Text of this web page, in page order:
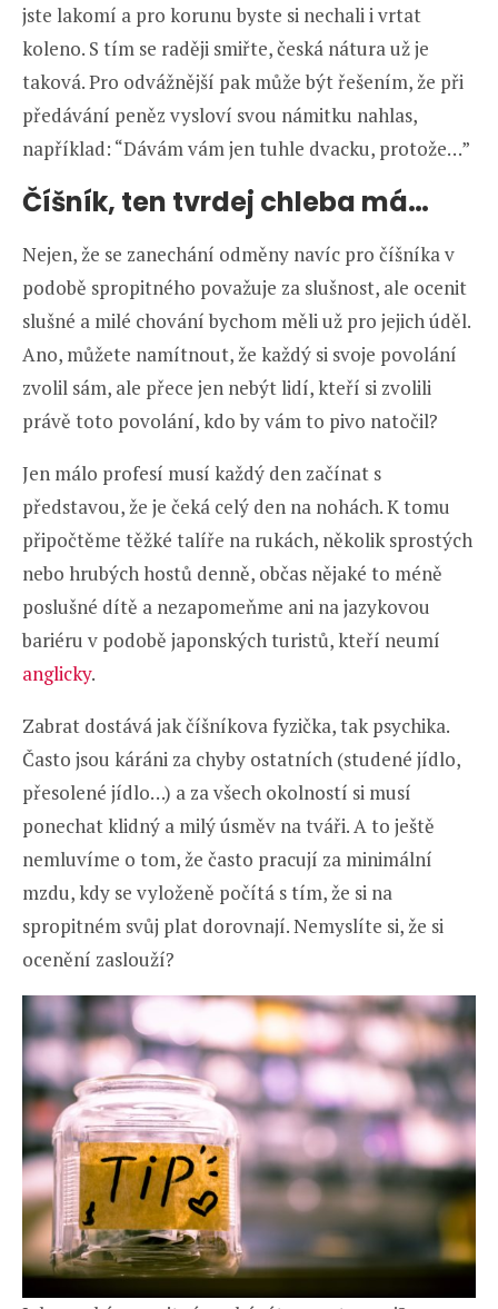
jste lakomí a pro korunu byste si nechali i vrtat
koleno. S tím se raději smiřte, česká nátura už je
taková. Pro odvážnější pak může být řešením, že při
předávání peněz vysloví svou námitku nahlas,
například: “Dávám vám jen tuhle dvacku, protože…”
Číšník, ten tvrdej chleba má…
Nejen, že se zanechání odměny navíc pro číšníka v
podobě spropitného považuje za slušnost, ale ocenit
slušné a milé chování bychom měli už pro jejich úděl.
Ano, můžete namítnout, že každý si svoje povolání
zvolil sám, ale přece jen nebýt lidí, kteří si zvolili
právě toto povolání, kdo by vám to pivo natočil?
Jen málo profesí musí každý den začínat s
představou, že je čeká celý den na nohách. K tomu
připočtěme těžké talíře na rukách, několik sprostých
nebo hrubých hostů denně, občas nějaké to méně
poslušné dítě a nezapomeňme ani na jazykovou
bariéru v podobě japonských turistů, kteří neumí
anglicky.
Zabrat dostává jak číšníkova fyzička, tak psychika.
Často jsou káráni za chyby ostatních (studené jídlo,
přesolené jídlo…) a za všech okolností si musí
ponechat klidný a milý úsměv na tváři. A to ještě
nemluvíme o tom, že často pracují za minimální
mzdu, kdy se vyloženě počítá s tím, že si na
spropitném svůj plat dorovnají. Nemyslíte si, že si
ocenění zaslouží?